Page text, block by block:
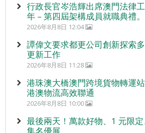
行政長官岑浩輝出席澳門法律
年 – 第四屆架構成員就職典禮。
2026年8月8日 12:04
譚偉文要求都更公司創新探索
更新工作
2026年8月8日 11:28
港珠澳大橋澳門跨境貨物轉運
港澳物流高效聯通
2026年8月8日 10:00
最後兩天！萬款好物、1 元限